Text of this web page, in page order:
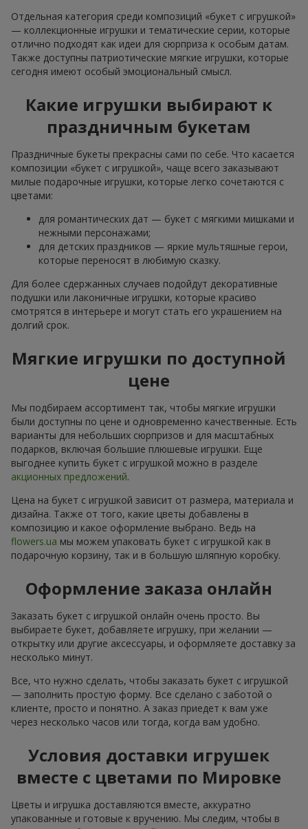
Отдельная категория среди композиций «букет с игрушкой»
— коллекционные игрушки и тематические серии, которые
отлично подходят как идеи для сюрприза к особым датам.
Также доступны патриотические мягкие игрушки, которые
сегодня имеют особый эмоциональный смысл.
Какие игрушки выбирают к
праздничным букетам
Праздничные букеты прекрасны сами по себе. Что касается
композиции «букет с игрушкой», чаще всего заказывают
милые подарочные игрушки, которые легко сочетаются с
цветами:
для романтических дат — букет с мягкими мишками и
нежными персонажами;
для детских праздников — яркие мультяшные герои,
которые переносят в любимую сказку.
Для более сдержанных случаев подойдут декоративные
подушки или лаконичные игрушки, которые красиво
смотрятся в интерьере и могут стать его украшением на
долгий срок.
Мягкие игрушки по доступной
цене
Мы подбираем ассортимент так, чтобы мягкие игрушки
были доступны по цене и одновременно качественные. Есть
варианты для небольших сюрпризов и для масштабных
подарков, включая большие плюшевые игрушки. Еще
выгоднее купить букет с игрушкой можно в разделе
акционных предложений.
Цена на букет с игрушкой зависит от размера, материала и
дизайна. Также от того, какие цветы добавлены в
композицию и какое оформление выбрано. Ведь на
flowers.ua мы можем упаковать букет с игрушкой как в
подарочную корзину, так и в большую шляпную коробку.
Оформление заказа онлайн
Заказать букет с игрушкой онлайн очень просто. Вы
выбираете букет, добавляете игрушку, при желании —
открытку или другие аксессуары, и оформляете доставку за
несколько минут.
Все, что нужно сделать, чтобы заказать букет с игрушкой
— заполнить простую форму. Все сделано с заботой о
клиенте, просто и понятно. А заказ приедет к вам уже
через несколько часов или тогда, когда вам удобно.
Условия доставки игрушек
вместе с цветами по Мировке
Цветы и игрушка доставляются вместе, аккуратно
упакованные и готовые к вручению. Мы следим, чтобы в